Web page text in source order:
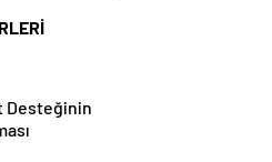
Desteğinin